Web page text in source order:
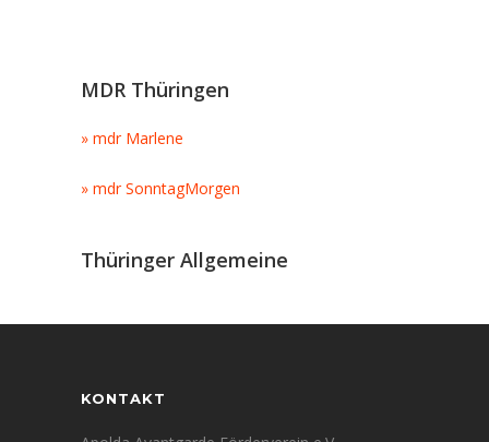
MDR Thüringen
» mdr Marlene
» mdr SonntagMorgen
Thüringer Allgemeine
KONTAKT